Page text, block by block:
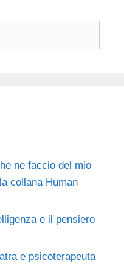
ne faccio del mio
collana Human
e il pensiero
e psicoterapeuta